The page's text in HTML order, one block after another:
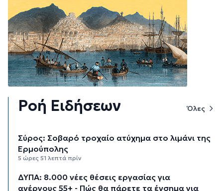
Ροή Ειδήσεων Όλες
Σύρος: Σοβαρό τροχαίο ατύχημα στο λιμάνι της
Ερμούπολης
5 ώρες 51 λεπτά πρίν
ΔΥΠΑ: 8.000 νέες θέσεις εργασίας για
ανέργους 55+ - Πώς θα πάρετε τα ένσημα για